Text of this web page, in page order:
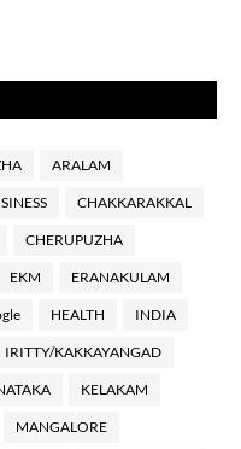
ARALAM
CHAKKARAKKAL
CHERUPUZHA
EKM ERANAKULAM
HEALTH INDIA
IRITTY/KAKKAYANGAD
KELAKAM
MANGALORE